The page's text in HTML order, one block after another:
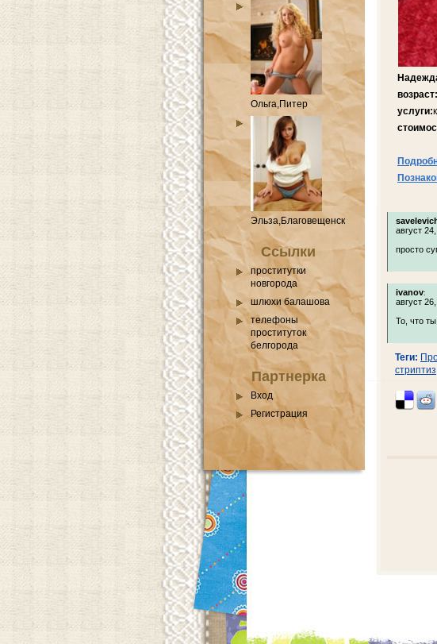
Ольга,Питер
Эльза,Благовещенск
Ссылки
проститутки
новгорода
шлюхи балашова
телефоны
проституток
белгорода
Партнерка
Вход
Регистрация
возраст:
услуги:
август
просто
ivanov:
август
То, что ты
Теги:
стриптиз